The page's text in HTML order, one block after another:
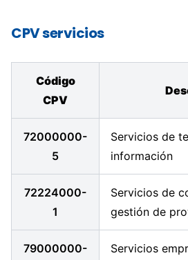
CPV servicios
Código
CPV
72000000-
5
Servicios de
información
72224000-
1
Servicios de
gestión de
79000000-
Servicios